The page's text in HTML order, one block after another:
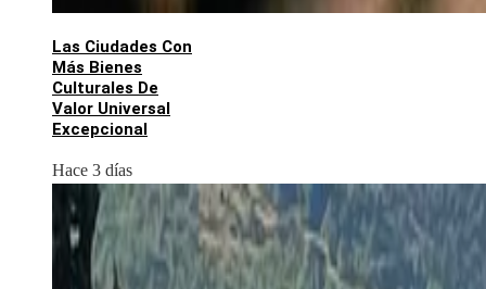
Las Ciudades Con
Más Bienes
Culturales De
Valor Universal
Excepcional
Hace 3 días